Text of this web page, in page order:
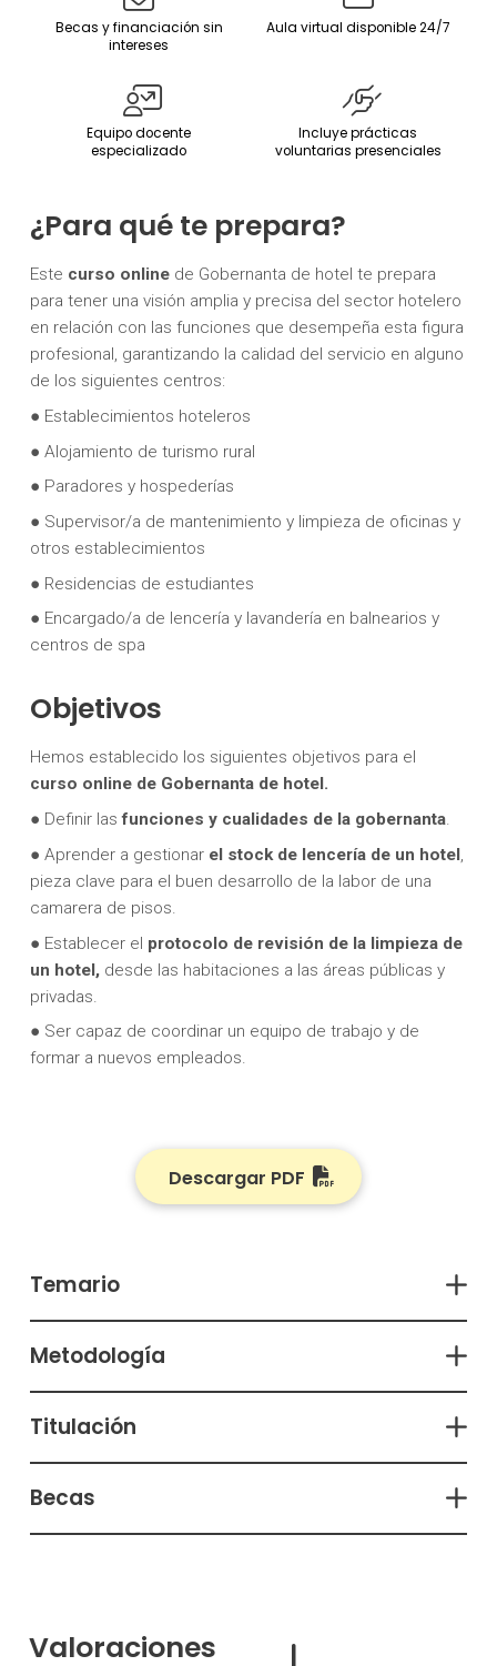
Becas y financiación sin
intereses
Aula virtual disponible 24/7
Equipo docente
especializado
Incluye prácticas
voluntarias presenciales
¿Para qué te prepara?
Este curso online de Gobernanta de hotel te prepara
para tener una visión amplia y precisa del sector hotelero
en relación con las funciones que desempeña esta figura
profesional, garantizando la calidad del servicio en alguno
de los siguientes centros:
● Establecimientos hoteleros
● Alojamiento de turismo rural
● Paradores y hospederías
● Supervisor/a de mantenimiento y limpieza de oficinas y
otros establecimientos
● Residencias de estudiantes
● Encargado/a de lencería y lavandería en balnearios y
centros de spa
Objetivos
Hemos establecido los siguientes objetivos para el
curso online de Gobernanta de hotel.
● Definir lasfunciones y cualidades de la gobernanta.
● Aprender a gestionar el stock de lencería de un hotel,
pieza clave para el buen desarrollo de la labor de una
camarera de pisos.
● Establecer el protocolo de revisión de la limpieza de
un hotel, desde las habitaciones a las áreas públicas y
privadas.
● Ser capaz de coordinar un equipo de trabajo y de
formar a nuevos empleados.
Descargar PDF
Temario
Metodología
Titulación
Becas
Valoraciones